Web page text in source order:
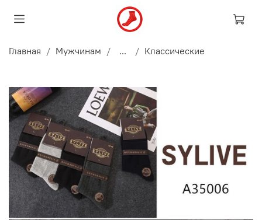
Главная Мужчинам ... Классические